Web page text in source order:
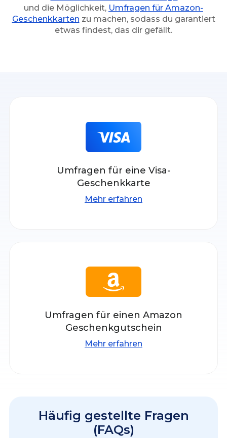
und die Möglichkeit, Umfragen für Amazon-
Geschenkkarten zu machen, sodass du garantiert
etwas findest, das dir gefällt.
Umfragen für eine Visa-
Geschenkkarte
Mehr erfahren
Umfragen für einen Amazon
Geschenkgutschein
Mehr erfahren
Häufig gestellte Fragen
(FAQs)